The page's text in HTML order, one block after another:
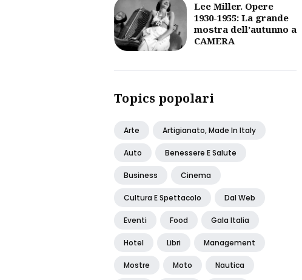
Lee Miller. Opere
1930-1955: La grande
mostra dell’autunno a
CAMERA
Topics popolari
Arte Artigianato, Made In Italy
Auto Benessere E Salute
Business Cinema
Cultura E Spettacolo Dal Web
Eventi Food Gala Italia
Hotel Libri Management
Mostre Moto Nautica